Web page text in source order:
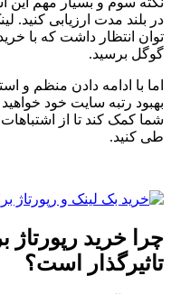
در بلند مدت ارزیابی کنید.
توان انتظار داشت که با
گوگل برسید.
اما با ادامه دادن منظم و
بهبود رتبه سایت خود
شما کمک کند تا از
طی کنید.
چرا خرید رپورتاژ
تاثیرگذار است؟